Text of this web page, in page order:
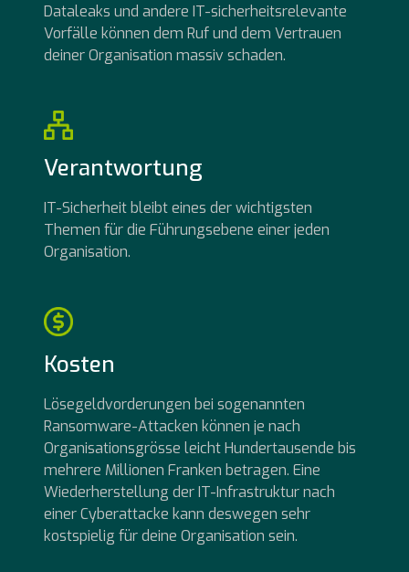
Dataleaks und andere IT-sicherheitsrelevante
Vorfälle können dem Ruf und dem Vertrauen
deiner Organisation massiv schaden.
Verantwortung
IT-Sicherheit bleibt eines der wichtigsten
Themen für die Führungsebene einer jeden
Organisation.
Kosten
Lösegeldvorderungen bei sogenannten
Ransomware-Attacken können je nach
Organisationsgrösse leicht Hundertausende bis
mehrere Millionen Franken betragen. Eine
Wiederherstellung der IT-Infrastruktur nach
einer Cyberattacke kann deswegen sehr
kostspielig für deine Organisation sein.